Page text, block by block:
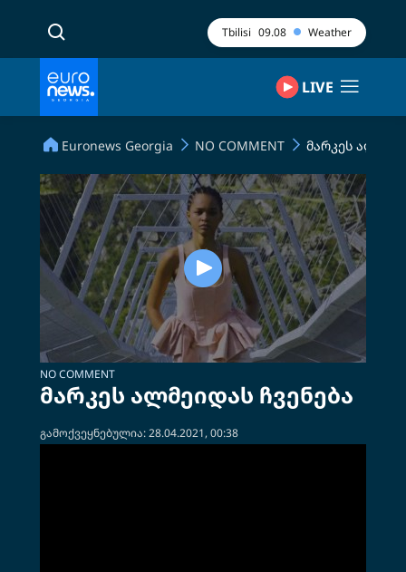
Tbilisi 09.08 Weather
LIVE
Euronews Georgia NO COMMENT მარკეს
NO COMMENT
მარკეს ალმეიდას ჩვენება
გამოქვეყნებულია: 28.04.2021, 00:38